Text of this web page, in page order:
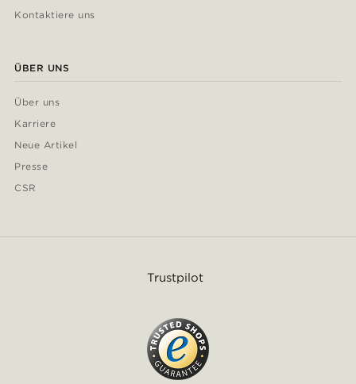
Kontaktiere uns
ÜBER UNS
Über uns
Karriere
Neue Artikel
Presse
CSR
Trustpilot